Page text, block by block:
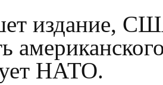
издание,
НАТО.